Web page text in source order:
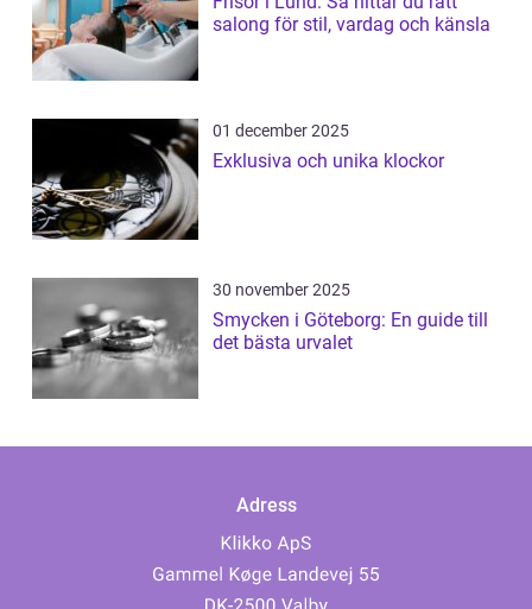
salong för stil, vardag och känsla
01 december 2025
Exklusiva och unika klockor
30 november 2025
Smycken i Göteborg: En guide till
det bästa urvalet
Adress